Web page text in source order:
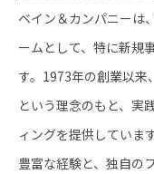
ベイン＆カンパニーは
ームとして、特に新規
す。1973年の創業以来
という理念のもと、実
ィングを提供していま
豊富な経験と、独自の